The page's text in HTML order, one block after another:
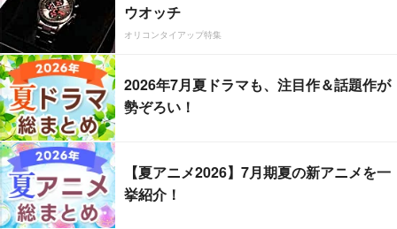
ウオッチ
オリコンタイアップ特集
2026年7月夏ドラマも、注目作＆話題作が
勢ぞろい！
【夏アニメ2026】7月期夏の新アニメを一
挙紹介！